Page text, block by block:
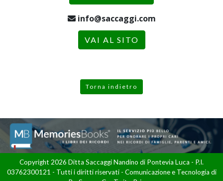
info@saccaggi.com
VAI AL SITO
Torna indietro
Copyright 2026 Ditta Saccaggi Nandino di Pontevia Luca - P.I.
03762300121 - Tutti i diritti riservati - Comunicazione e Tecnologia di